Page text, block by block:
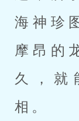
海神珍
摩昂的
久，就
相。